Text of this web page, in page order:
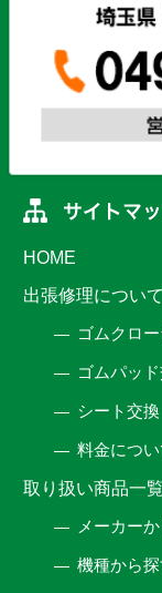
HOME
出張修理について
ゴムクロ
ゴムパッ
シート交換
料金につい
取り扱い商品一覧
メーカー
機種から